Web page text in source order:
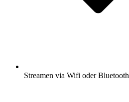
Streamen via Wifi oder Bluetooth